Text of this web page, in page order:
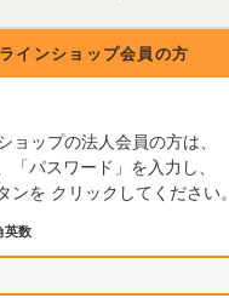
インショップ会員の方
ョップの法人会員の方は、
「パスワード」を入力し、
ンを クリックしてください。
英数